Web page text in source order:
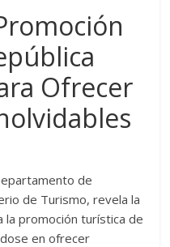
Ofrecer
de
de Turismo, revela la
promoción turística de
en ofrecer